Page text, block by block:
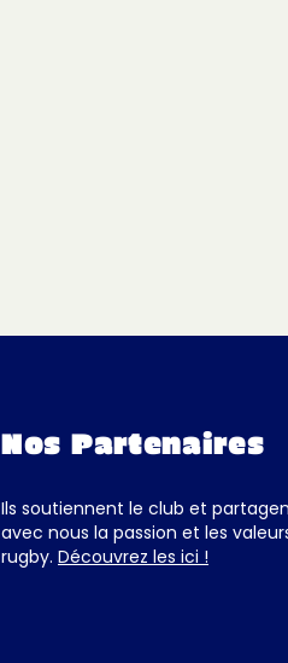
Nos Partenaires
Ils soutiennent le club et
avec nous la passion et les
rugby. Découvrez les ici !